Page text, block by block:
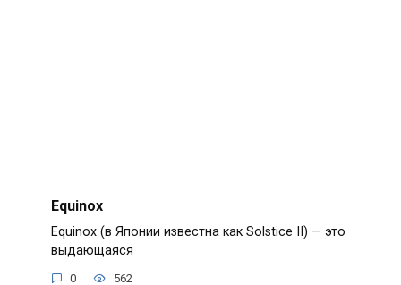
Equinox
Equinox (в Японии известна как Solstice II) — это
выдающаяся
0 562